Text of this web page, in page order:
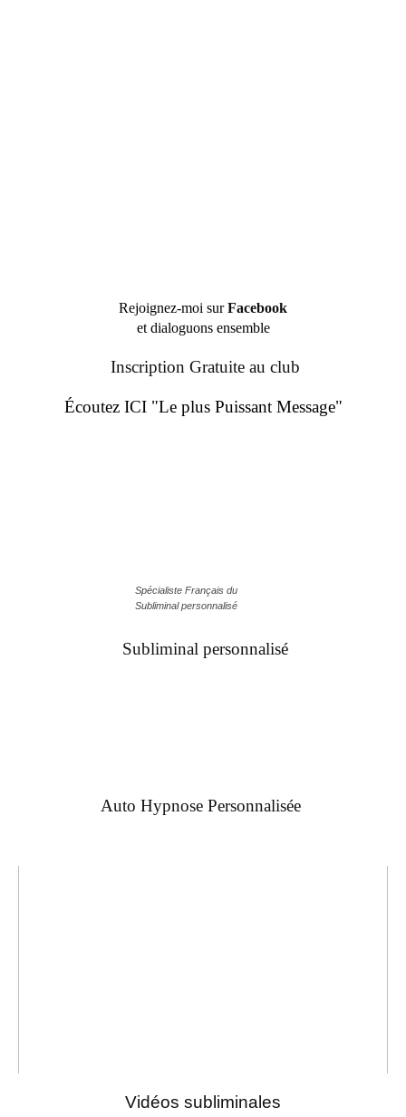
Rejoignez-moi surFacebook
et dialoguons ensemble
Inscription Gratuite au club
Écoutez ICI "Le plus Puissant Message"
Spécialiste Français du
Subliminal personnalisé
Subliminal personnalisé
Auto Hypnose Personnalisée
Vidéos subliminales